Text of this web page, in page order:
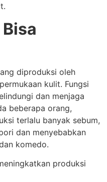
diproduksi oleh
kulit. Fungsi
dan menjaga
beberapa orang,
terlalu banyak sebum,
dan menyebabkan
komedo.
produksi